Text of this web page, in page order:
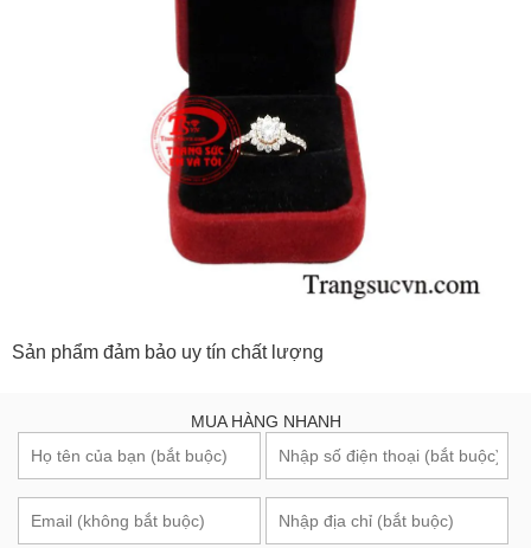
Sản phẩm đảm bảo uy tín chất lượng
MUA HÀNG NHANH